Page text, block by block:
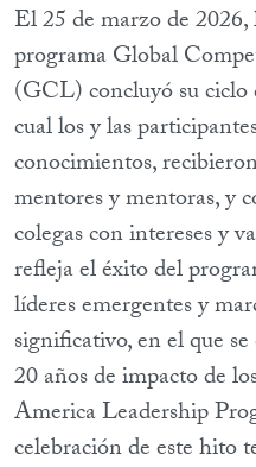
El 25 de marzo de
programa Global
(GCL) concluyó su ciclo
cual los y las
conocimientos,
mentores y mentoras, y
colegas con intereses y
refleja el éxito del
líderes emergentes y
significativo, en el que
20 años de impacto de
America Leadership
celebración de este hito